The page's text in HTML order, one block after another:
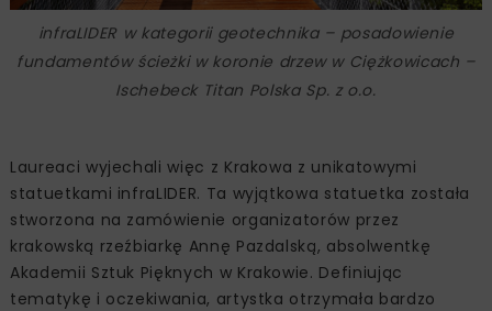
infraLIDER w kategorii geotechnika – posadowienie
fundamentów ścieżki w koronie drzew w Ciężkowicach –
Ischebeck Titan Polska Sp. z o.o.
Laureaci wyjechali więc z Krakowa z unikatowymi
statuetkami infraLIDER. Ta wyjątkowa statuetka została
stworzona na zamówienie organizatorów przez
krakowską rzeźbiarkę Annę Pazdalską, absolwentkę
Akademii Sztuk Pięknych w Krakowie. Definiując
tematykę i oczekiwania, artystka otrzymała bardzo